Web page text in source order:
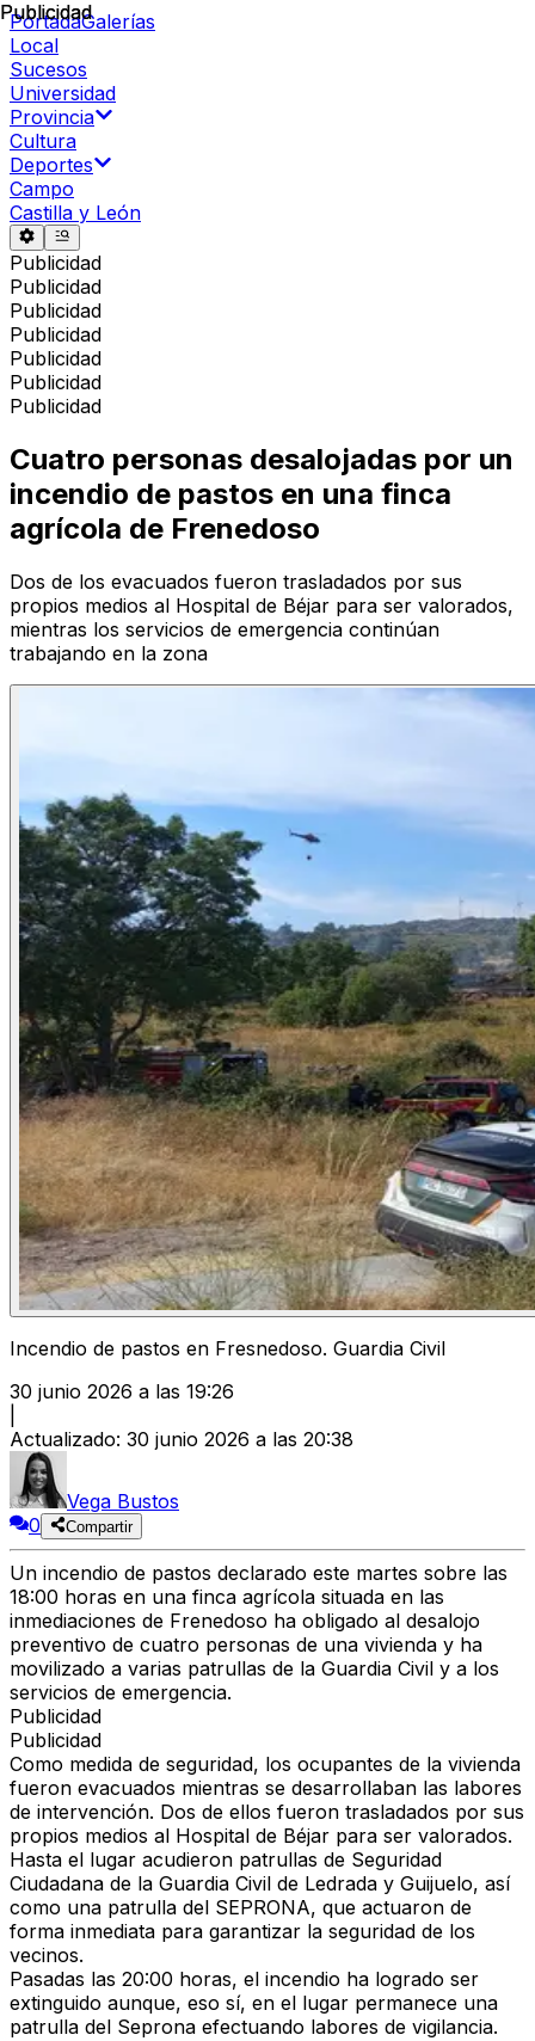
PortadaGalerías
Local
Sucesos
Universidad
Provincia
Cultura
Deportes
Campo
Castilla y León
Publicidad
Publicidad
Publicidad
Publicidad
Publicidad
Publicidad
Publicidad
Publicidad
Cuatro personas desalojadas por un
incendio de pastos en una finca
agrícola de Frenedoso
Dos de los evacuados fueron trasladados por sus
propios medios al Hospital de Béjar para ser valorados,
mientras los servicios de emergencia continúan
trabajando en la zona
Incendio de pastos en Fresnedoso. Guardia Civil
30 junio 2026 a las 19:26
Actualizado: 30 junio 2026 a las 20:38
Vega Bustos
0
Compartir
Un incendio de pastos declarado este martes sobre las
18:00 horas en una finca agrícola situada en las
inmediaciones de Frenedoso ha obligado al desalojo
preventivo de cuatro personas de una vivienda y ha
movilizado a varias patrullas de la Guardia Civil y a los
servicios de emergencia.
Publicidad
Publicidad
Como medida de seguridad, los ocupantes de la vivienda
fueron evacuados mientras se desarrollaban las labores
de intervención. Dos de ellos fueron trasladados por sus
propios medios al Hospital de Béjar para ser valorados.
Hasta el lugar acudieron patrullas de Seguridad
Ciudadana de la Guardia Civil de Ledrada y Guijuelo, así
como una patrulla del SEPRONA, que actuaron de
forma inmediata para garantizar la seguridad de los
vecinos.
Pasadas las 20:00 horas, el incendio ha logrado ser
extinguido aunque, eso sí, en el lugar permanece una
patrulla del Seprona efectuando labores de vigilancia.
Publicidad